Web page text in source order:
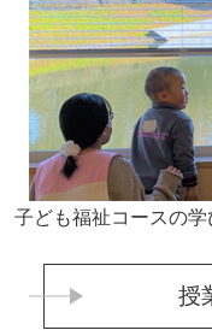
子ども福祉コースの学
授